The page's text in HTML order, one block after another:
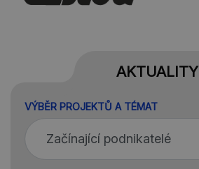
AKTUALITY
VÝBĚR PROJEKTŮ A TÉMAT